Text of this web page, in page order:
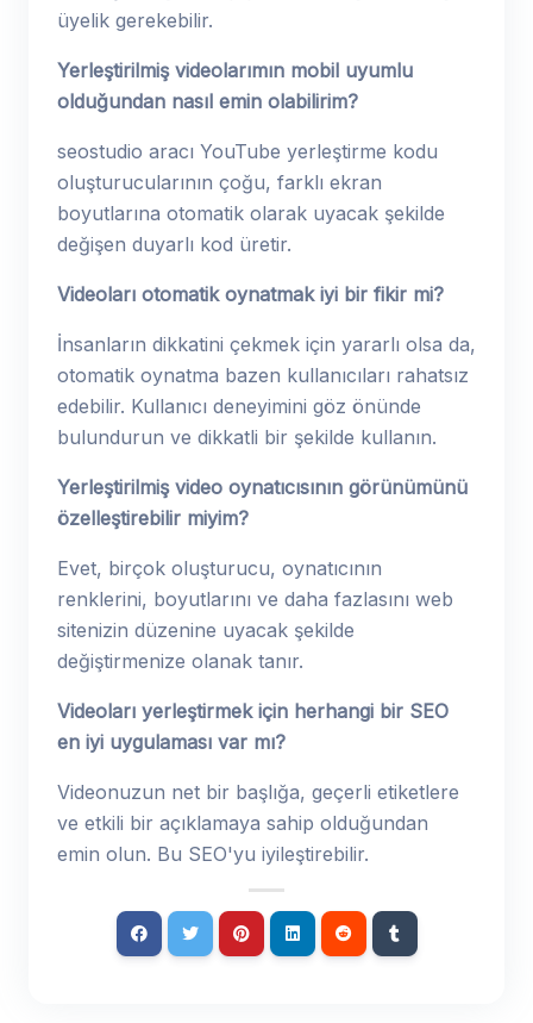
üyelik gerekebilir.
Yerleştirilmiş videolarımın mobil uyumlu
olduğundan nasıl emin olabilirim?
seostudio aracı YouTube yerleştirme kodu
oluşturucularının çoğu, farklı ekran
boyutlarına otomatik olarak uyacak şekilde
değişen duyarlı kod üretir.
Videoları otomatik oynatmak iyi bir fikir mi?
İnsanların dikkatini çekmek için yararlı olsa da,
otomatik oynatma bazen kullanıcıları rahatsız
edebilir. Kullanıcı deneyimini göz önünde
bulundurun ve dikkatli bir şekilde kullanın.
Yerleştirilmiş video oynatıcısının görünümünü
özelleştirebilir miyim?
Evet, birçok oluşturucu, oynatıcının
renklerini, boyutlarını ve daha fazlasını web
sitenizin düzenine uyacak şekilde
değiştirmenize olanak tanır.
Videoları yerleştirmek için herhangi bir SEO
en iyi uygulaması var mı?
Videonuzun net bir başlığa, geçerli etiketlere
ve etkili bir açıklamaya sahip olduğundan
emin olun. Bu SEO'yu iyileştirebilir.